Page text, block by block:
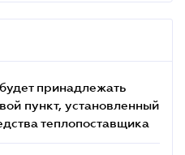
принадлежать
пункт, установленный
теплопоставщика